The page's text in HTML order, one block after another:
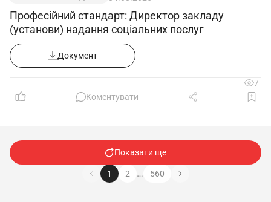
Професійний стандарт: Директор закладу
(установи) надання соціальних послуг
Документ
7
Коментувати
Показати ще
1 2 … 560